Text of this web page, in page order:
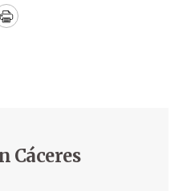
Print
Cáceres